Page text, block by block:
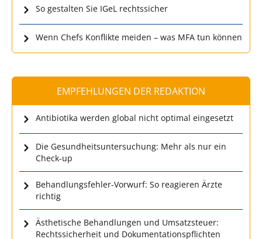
So gestalten Sie IGeL rechtssicher
Wenn Chefs Konflikte meiden – was MFA tun können
EMPFEHLUNGEN DER REDAKTION
Antibiotika werden global nicht optimal eingesetzt
Die Gesundheitsuntersuchung: Mehr als nur ein
Check-up
Behandlungsfehler-Vorwurf: So reagieren Ärzte
richtig
Ästhetische Behandlungen und Umsatzsteuer:
Rechtssicherheit und Dokumentationspflichten